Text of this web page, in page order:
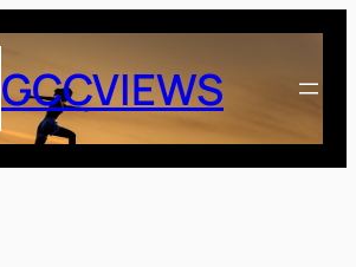
GCCVIEWS